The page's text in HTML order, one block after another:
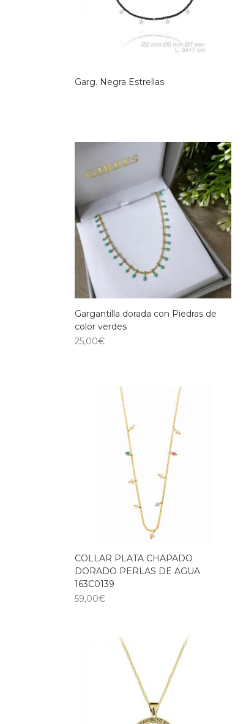
Garg. Negra Estrellas
Gargantilla dorada con Piedras de
color verdes
25,00€
COLLAR PLATA CHAPADO
DORADO PERLAS DE AGUA
163C0139
59,00€